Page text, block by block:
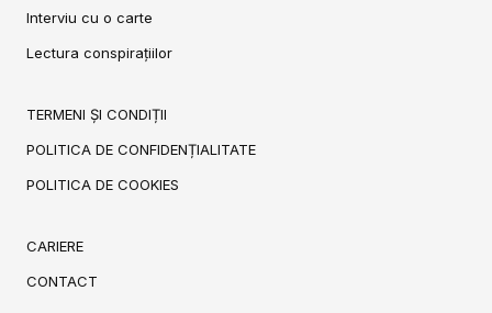
Interviu cu o carte
Lectura conspirațiilor
TERMENI ȘI CONDIȚII
POLITICA DE CONFIDENȚIALITATE
POLITICA DE COOKIES
CARIERE
CONTACT